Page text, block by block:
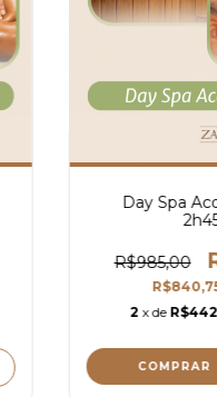
Day Spa
R$985,00
2 x de